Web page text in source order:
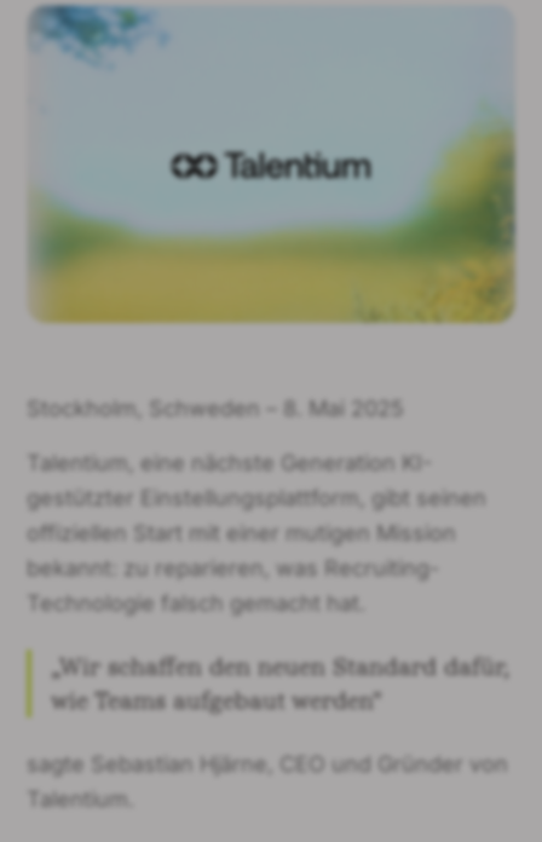
Stockholm, Schweden – 8. Mai 2025
Talentium, eine nächste Generation KI-
gestützter Einstellungsplattform, gibt seinen
offiziellen Start mit einer mutigen Mission
bekannt: zu reparieren, was Recruiting-
Technologie falsch gemacht hat.
„Wir schaffen den neuen Standard dafür,
wie Teams aufgebaut werden"
sagte Sebastian Hjärne, CEO und Gründer von
Talentium.